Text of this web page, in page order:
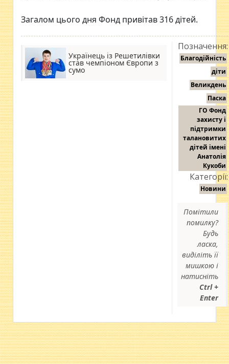
Загалом цього дня Фонд привітав 316 дітей.
Українець із Решетилівки
став чемпіоном Європи з
сумо
Позначення:
Благодійність
діти
Великдень
Паска
ГО Фонд
захисту і
підтримки
талановитих
дітей імені
Анатолія
Кукоби
Категорії:
Новини
Помітили
помилку?
Будь
ласка,
виділіть її
мишкою і
натисніть
Ctrl +
Enter